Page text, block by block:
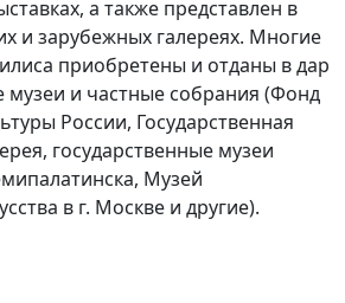
а также представлен в
и зарубежных галереях. Многие
приобретены и отданы в дар
музеи и частные собрания (Фонд
России, Государственная
государственные музеи
Музей
в г. Москве и другие).